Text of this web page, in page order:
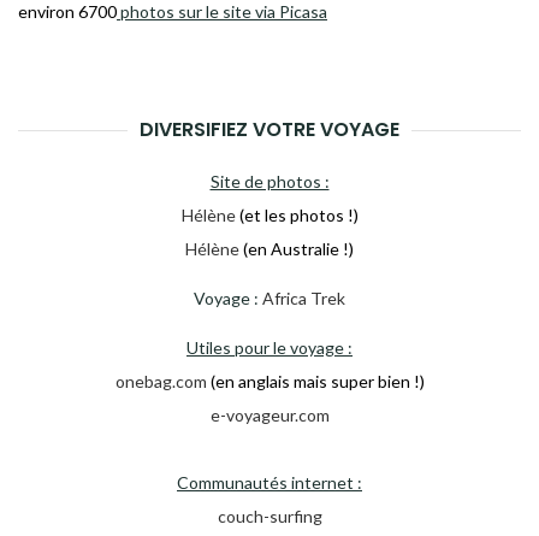
environ 6700photos sur le site via Picasa
DIVERSIFIEZ VOTRE VOYAGE
Site de photos :
Hélène (et les photos !)
Hélène(en Australie !)
Voyage : Africa Trek
Utiles pour le voyage :
onebag.com (en anglais mais super bien !)
e-voyageur.com
Communautés internet :
couch-surfing